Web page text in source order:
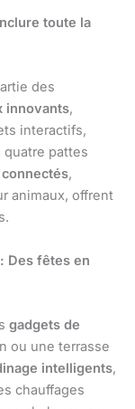
toute la
des
innovants,
interactifs,
quatre pattes
,
animaux, offrent
Des fêtes en
gadgets de
ou une terrasse
intelligents,
chauffages